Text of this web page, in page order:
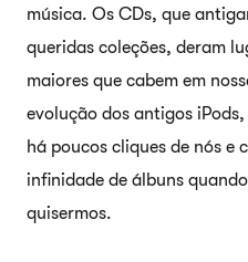
música. Os CDs, que
queridas coleções, deram
maiores que cabem em
evolução dos antigos
há poucos cliques de nós e
infinidade de álbuns
quisermos.